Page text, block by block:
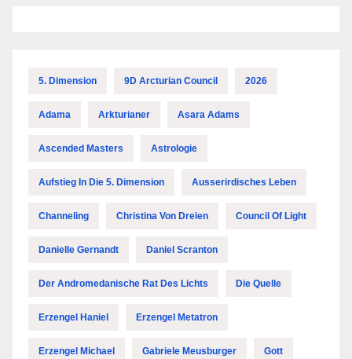
5. Dimension 9D Arcturian Council 2026
Adama Arkturianer Asara Adams
Ascended Masters Astrologie
Aufstieg In Die 5. Dimension Ausserirdisches Leben
Channeling Christina Von Dreien Council Of Light
Danielle Gernandt Daniel Scranton
Der Andromedanische Rat Des Lichts Die Quelle
Erzengel Haniel Erzengel Metatron
Erzengel Michael Gabriele Meusburger Gott